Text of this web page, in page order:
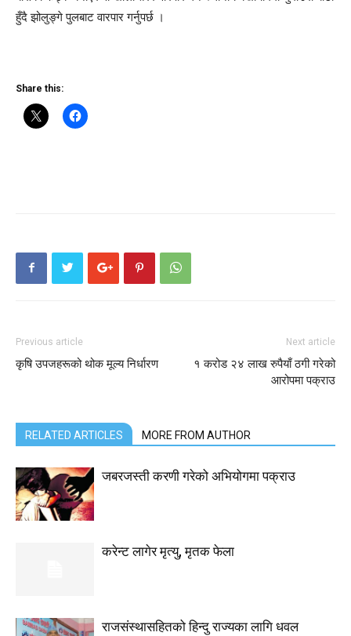
हुँदै झोलुङ्गे पुलबाट वारपार गर्नुपर्छ ।
Share this:
Previous article
कृषि उपजहरूको थोक मूल्य निर्धारण
Next article
१ करोड २४ लाख रुपैयाँ ठगी गरेको
आरोपमा पक्राउ
RELATED ARTICLES MORE FROM AUTHOR
जबरजस्ती करणी गरेको अभियोगमा पक्राउ
करेन्ट लागेर मृत्यु, मृतक फेला
राजसंस्थासहितको हिन्दु राज्यका लागि धवल